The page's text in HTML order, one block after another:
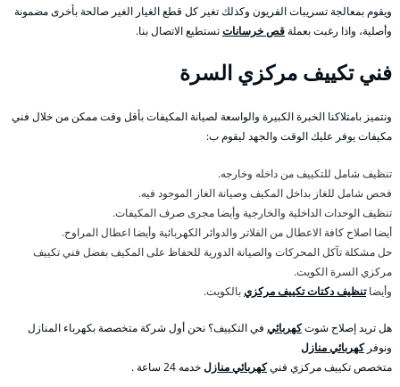
ويقوم بمعالجة تسريبات الفريون وكذلك تغير كل قطع الغيار الغير صالحة بأخرى مضمونة
وأصلية، واذا رغبت بعملةقص خرساناتتستطيع الاتصال بنا.
فني تكييف مركزي السرة
ونتميز بامتلاكنا الخبرة الكبيرة والواسعة لصيانة المكيفات بأقل وقت ممكن من خلال فني
مكيفات يوفر عليك الوقت والجهد ليقوم ب:
تنظيف شامل للتكييف من داخله وخارجه.
فحص شامل للغاز بداخل المكيف وصيانة الغاز الموجود فيه.
تنظيف الوحدات الداخلية والخارجية وأيضا مجرى صرف المكيفات.
أيضا اصلاح كافة الاعطال من الفلاتر والدوائر الكهربائية وأيضا اعطال المراوح.
حل مشكلة تآكل المحركات والصيانة الدورية للحفاظ على المكيف بفضل فني تكييف
مركزي السرة الكويت.
وأيضاتنظيف دكتات تكييف مركزيبالكويت.
هل تريد إصلاح شوتكهربائي في التكييف؟ نحن أول شركة متخصصة بكهرباء المنازل
ونوفركهربائي منازل
متخصص تكييف مركزي فنيكهربائي منازلخدمه 24 ساعة .